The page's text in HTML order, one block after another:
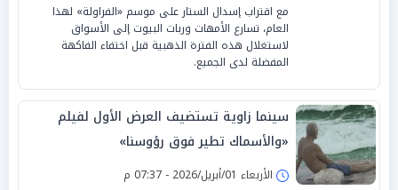
مع اقتراب إسدال الستار على موسم «الفراولة» لهذا
العام، تسارع الأمهات وربات البيوت إلى الأسواق
لاستغلال هذه الفترة الذهبية قبل اختفاء الفاكهة
المفضلة لدى الجميع.
سينما زاوية تستضيف العرض الأول لفيلم
«والأسماك تطير فوق رؤوسنا»
الأربعاء 01/أبريل/2026 - 07:37 م